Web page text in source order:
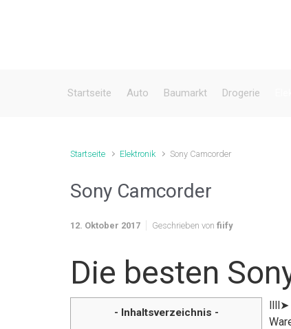
Startseite Auto Baumarkt Drogerie
Startseite Elektronik Sony Camcorder
Sony Camcorder
12. Oktober 2017 Geschrieben von fiify
Die besten
- Inhaltsverzeichnis -
llll➤